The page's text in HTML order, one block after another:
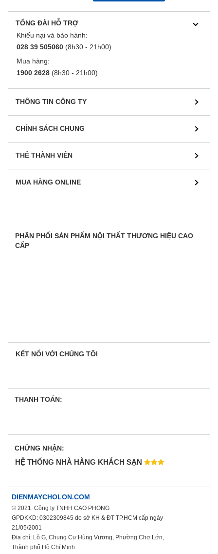
TỔNG ĐÀI HỖ TRỢ
Khiếu nại và bảo hành:
028 39 505060 (8h30 - 21h00)
Mua hàng:
1900 2628 (8h30 - 21h00)
THÔNG TIN CÔNG TY
CHÍNH SÁCH CHUNG
THẺ THÀNH VIÊN
MUA HÀNG ONLINE
PHÂN PHỐI SẢN PHẨM NỘI THẤT THƯƠNG HIỆU CAO
CẤP
HỆ THỐNG NHÀ HÀNG KHÁCH SẠN
KẾT NỐI VỚI CHÚNG TÔI
THANH TOÁN:
CHỨNG NHẬN:
DIENMAYCHOLON.COM
© 2021. Công ty TNHH CAO PHONG
GPDKKD: 0302309845 do sở KH & ĐT TP.HCM cấp ngày
21/05/2001
Địa chỉ: Lô G, Chung Cư Hùng Vương, Phường Chợ Lớn,
Thành phố Hồ Chí Minh